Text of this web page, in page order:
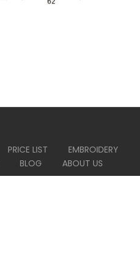
PRICE LIST
EMBROIDERY
BLOG ABOUT US